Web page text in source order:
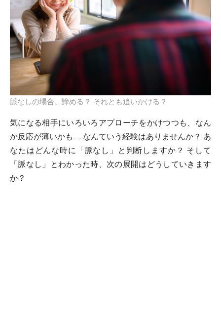
脈なしの場合、諦める？ それとも追いかける？
気になる相手にいろいろアプローチをかけつつも、なん
か反応が薄いかも……なんていう経験はありませんか？ あ
なたはどんな時に「脈なし」と判断しますか？ そして
「脈なし」とわかった時、次の展開はどうしていきます
か？